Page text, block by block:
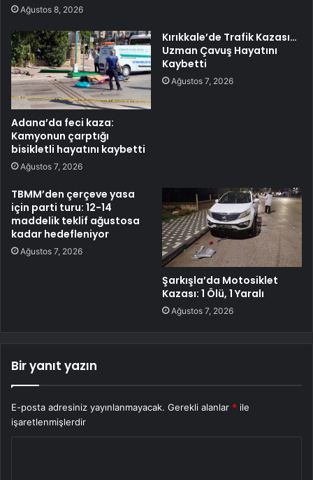
Ağustos 8, 2026
Adana’da feci kaza:
Kamyonun çarptığı
bisikletli hayatını kaybetti
Ağustos 7, 2026
Kırıkkale’de Trafik Kazası…
Uzman Çavuş Hayatını
Kaybetti
Ağustos 7, 2026
TBMM’den çerçeve yasa
için parti turu: 12-14
maddelik teklif ağustosa
kadar hedefleniyor
Ağustos 7, 2026
Şarkışla’da Motosiklet
Kazası: 1 Ölü, 1 Yaralı
Ağustos 7, 2026
Bir yanıt yazın
E-posta adresiniz yayınlanmayacak. Gerekli alanlar * ile
işaretlenmişlerdir